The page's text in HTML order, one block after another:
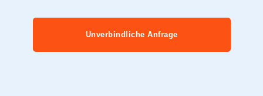
Unverbindliche Anfrage